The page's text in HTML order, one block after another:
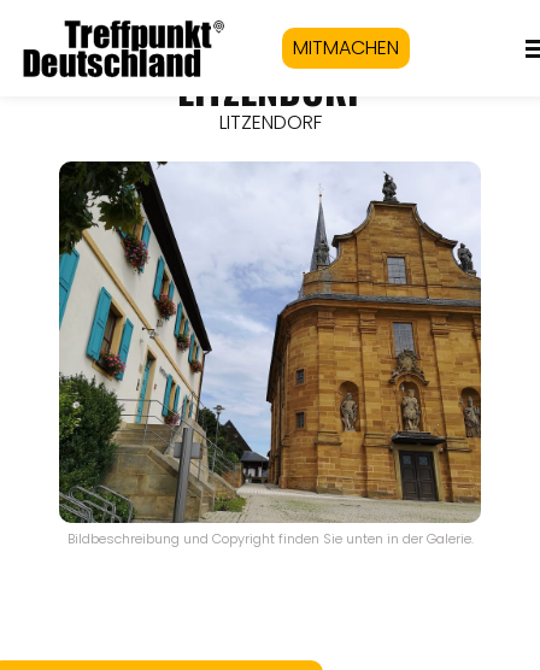
MITMACHEN
LITZENDORF
LITZENDORF
Bildbeschreibung und Copyright finden Sie unten in der Galerie.